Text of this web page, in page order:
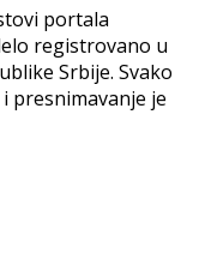
portala
registrovano u
Srbije. Svako
presnimavanje je